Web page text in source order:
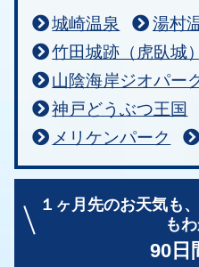
城崎温泉
湯村
竹田城跡（虎臥城）
山陰海岸ジオパー
神戸どうぶつ王国
メリケンパーク
１ヶ月先のお天気も、
も
90日